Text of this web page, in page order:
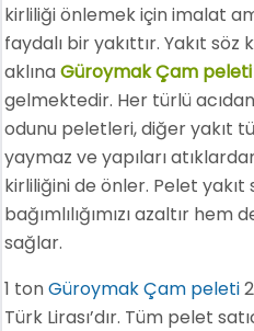
kirliliği önlemek için imalat
faydalı bir yakıttır. Yakıt
aklınaGüroymak Çam
gelmektedir. Her türlü
odunu peletleri, diğer yakıt
yaymaz ve yapıları
kirliliğini de önler. Pelet yakıt
bağımlılığımızı azaltır
sağlar.
1 tonGüroymak Çam peleti
Türk Lirası’dır. Tüm pelet